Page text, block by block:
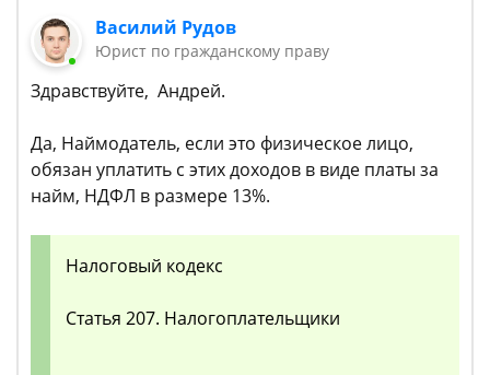
Василий Рудов
Юрист по гражданскому праву
Здравствуйте, Андрей.
Да, Наймодатель, если это физическое лицо,
обязан уплатить с этих доходов в виде платы за
найм, НДФЛ в размере 13%.
Налоговый кодекс
Статья 207. Налогоплательщики